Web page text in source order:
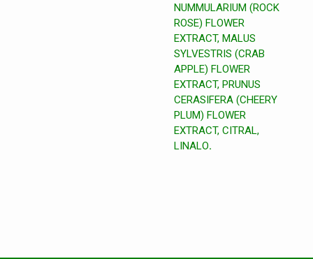
NUMMULARIUM (ROCK
ROSE) FLOWER
EXTRACT, MALUS
SYLVESTRIS (CRAB
APPLE) FLOWER
EXTRACT, PRUNUS
CERASIFERA (CHEERY
PLUM) FLOWER
EXTRACT, CITRAL,
LINALO.